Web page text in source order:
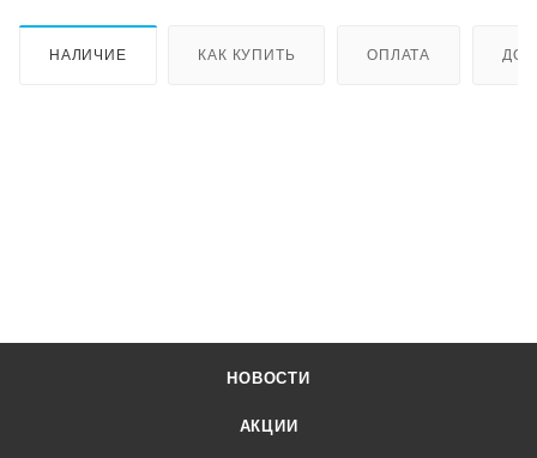
НАЛИЧИЕ КАК КУПИТЬ ОПЛАТА
НОВОСТИ
АКЦИИ